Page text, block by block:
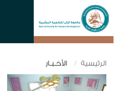
الرئيسية الأخـبـار